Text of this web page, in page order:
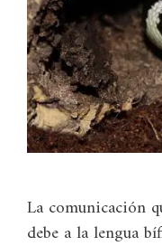
La comunicación
debe a la lengua